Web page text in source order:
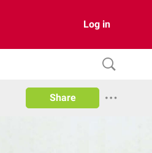
Log in
Share